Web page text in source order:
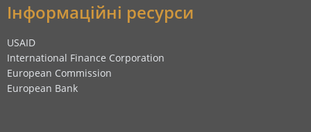
Інформаційні ресурси
USAID
International Finance Corporation
European Commission
European Bank